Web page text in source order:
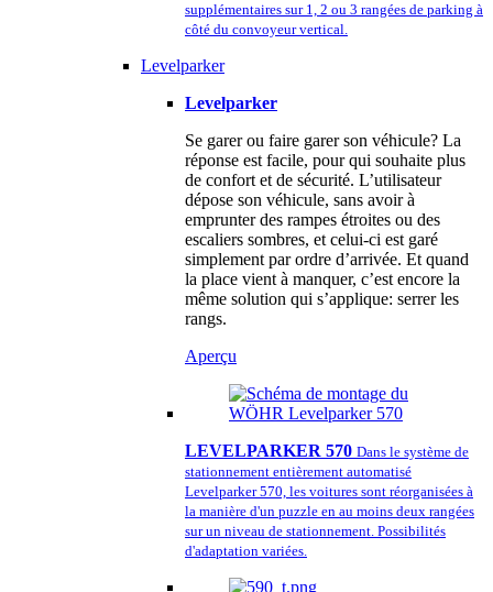
supplémentaires sur 1, 2 ou 3 rangées de parking à
côté du convoyeur vertical.
Levelparker
Levelparker
Se garer ou faire garer son véhicule? La
réponse est facile, pour qui souhaite plus
de confort et de sécurité. L’utilisateur
dépose son véhicule, sans avoir à
emprunter des rampes étroites ou des
escaliers sombres, et celui-ci est garé
simplement par ordre d’arrivée. Et quand
la place vient à manquer, c’est encore la
même solution qui s’applique: serrer les
rangs.
Aperçu
LEVELPARKER 570 Dans le système de
stationnement entièrement automatisé
Levelparker 570, les voitures sont réorganisées à
la manière d'un puzzle en au moins deux rangées
sur un niveau de stationnement. Possibilités
d'adaptation variées.